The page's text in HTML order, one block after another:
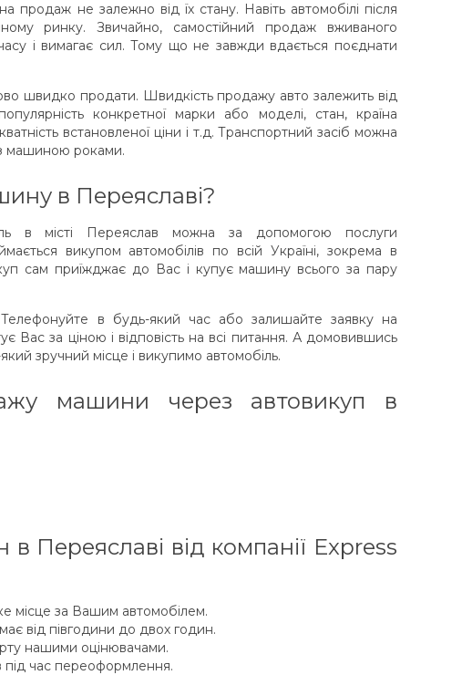
продаж не залежно від їх стану. Навіть автомобілі після
ринку. Звичайно, самостійний продаж вживаного
і вимагає сил. Тому що не завжди вдається поєднати
швидко продати. Швидкість продажу авто залежить від
конкретної марки або моделі, стан, країна
встановленої ціни і т.д. Транспортний засіб можна
машиною роками.
в Переяславі?
в місті Переяслав можна за допомогою послуги
викупом автомобілів по всій Україні, зокрема в
сам приїжджає до Вас і купує машину всього за пару
в будь-який час або залишайте заявку на
Вас за ціною і відповість на всі питання. А домовившись
зручний місце і викупимо автомобіль.
машини через автовикуп в
Переяславі від компанії Express
місце за Вашим автомобілем.
від півгодини до двох годин.
нашими оцінювачами.
під час переоформлення.